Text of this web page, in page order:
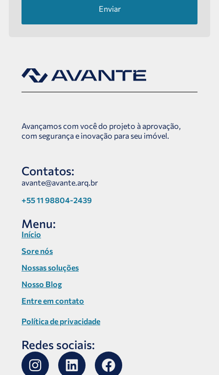
Enviar
Avançamos com você do projeto à aprovação,
com segurança e inovação para seu imóvel.
Contatos:
avante@avante.arq.br
+55 11 98804-2439
Menu:
Início
Sore nós
Nossas soluções
Nosso Blog
Entre em contato
Política de privacidade
Redes sociais: